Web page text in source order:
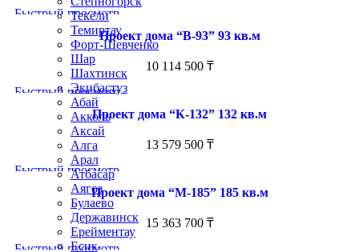
Текели
Темиртау
Форт-Шевченко
Шар
Шахтинск
Экибастуз
Абай
Акколь
Аксай
Алга
Арал
Атбасар
Аягоз
Булаево
Державинск
Ерейментау
Есик
Быстрый просмотр
Проект дома “В-93” 93 кв.м
10 114 500 ₸
Быстрый просмотр
Проект дома “К-132” 132 кв.м
13 579 500 ₸
Быстрый просмотр
Проект дома “М-185” 185 кв.м
15 363 700 ₸
Быстрый просмотр